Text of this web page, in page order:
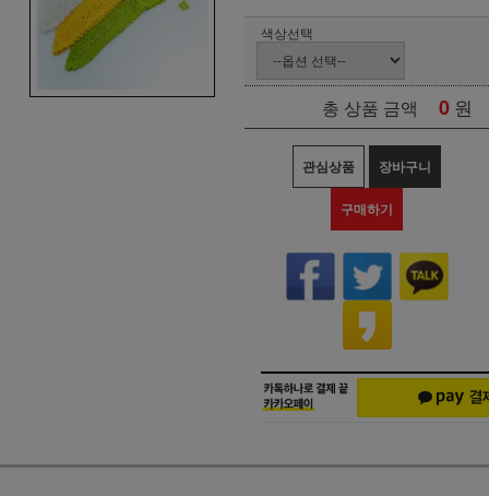
색상선택
총 상품 금액 0 원
관심상품 장바구니
구매하기